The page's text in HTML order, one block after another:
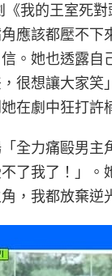
《我的王室死
應該都壓不下
。她也透露自
很想讓大家
在劇中狂打許
全力痛毆男主
了我了！」
，我都放棄逆